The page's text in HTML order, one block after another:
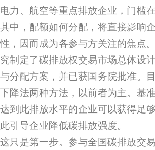
电力、航空等重点排放企业，门槛
其中，配额如何分配，将直接影响
性，因而成为各参与方关注的焦点
究制定了碳排放权交易市场总体设
与分配方案，并已获国务院批准。
下降法两种方法，以前者为主。基
达到此排放水平的企业可以获得足
此引导企业降低碳排放强度。
这只是第一步。参与全国碳排放交